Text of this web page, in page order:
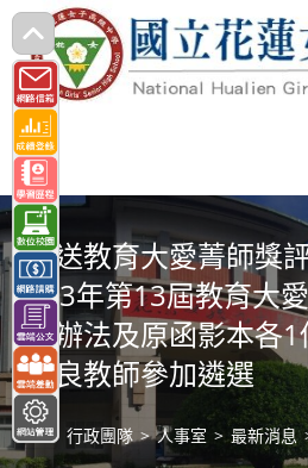
跳
轉
至
主
要
內
容 檢送教育大愛菁師獎
113年第13屆教育大
選辦法及原函影本各
優良教師參加遴選
> 行政團隊 > 人事室 > 最新消息